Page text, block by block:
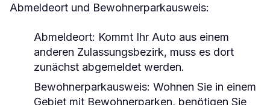
Abmeldeort und Bewohnerparkausweis:
Abmeldeort: Kommt Ihr Auto aus einem
anderen Zulassungsbezirk, muss es dort
zunächst abgemeldet werden.
Bewohnerparkausweis: Wohnen Sie in einem
Gebiet mit Bewohnerparken, benötigen Sie